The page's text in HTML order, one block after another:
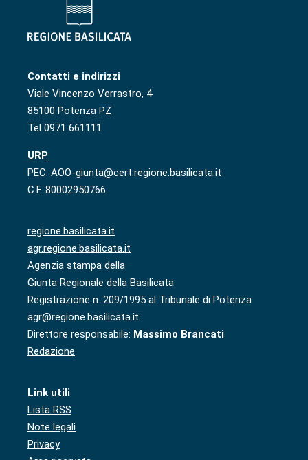
Contatti e indirizzi
Viale Vincenzo Verrastro, 4
85100 Potenza PZ
Tel 0971 661111
URP
PEC: AOO-giunta@cert.regione.basilicata.it
C.F. 80002950766
regione.basilicata.it
agr.regione.basilicata.it
Agenzia stampa della
Giunta Regionale della Basilicata
Registrazione n. 209/1995 al Tribunale di Potenza
agr@regione.basilicata.it
Direttore responsabile: Massimo Brancati
Redazione
Link utili
Lista RSS
Note legali
Privacy